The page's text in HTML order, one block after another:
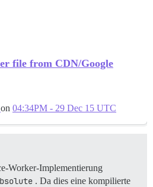
file from CDN/Google
on 04:34PM - 29 Dec 15 UTC
Worker-Implementierung
. Da dies eine kompilierte